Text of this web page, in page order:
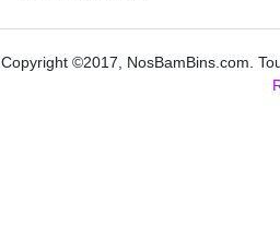
Copyright ©2017, NosBamBins.com.